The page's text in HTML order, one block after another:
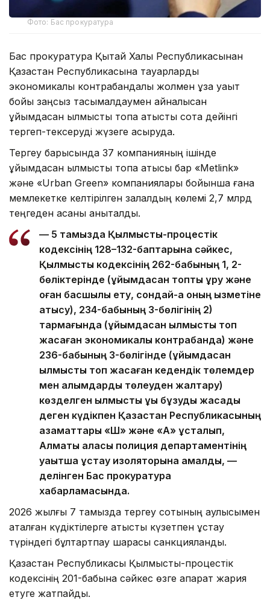
Фото: Бас прокуратура
Бас прокуратура Қытай Халық Республикасынан
Қазақстан Республикасына тауарларды
экономикалық контрабандалық жолмен ұзақ уақыт
бойы заңсыз тасымалдаумен айналысқан
ұйымдасқан қылмыстық топқа қатысты сотқа дейінгі
тергеп-тексеруді жүзеге асыруда.
Тергеу барысында 37 компанияның ішінде
ұйымдасқан қылмыстық топқа қатысы бар «Metlink»
және «Urban Green» компаниялары бойынша ғана
мемлекетке келтірілген залалдың көлемі 2,7 млрд
теңгеден асқаны анықталды.
— 5 тамызда Қылмыстық-процестік
кодексінің 128–132-баптарына сәйкес,
Қылмыстық кодексінің 262-бабының 1, 2-
бөліктерінде (ұйымдасқан топты құру және
оған басшылық ету, сондай-ақ оның қызметіне
қатысу), 234-бабының 3-бөлігінің 2)
тармағында (ұйымдасқан қылмыстық топ
жасаған экономикалық контрабанда) және
236-бабының 3-бөлігінде (ұйымдасқан
қылмыстық топ жасаған кедендік төлемдер
мен алымдарды төлеуден жалтару)
көзделген қылмыстық құқық бұзуды жасады
деген күдікпен Қазақстан Республикасының
азаматтары «Ш» және «А» ұсталып,
Алматы қаласы полиция департаментінің
уақытша ұстау изоляторына қамалды, —
делінген Бас прокуратура
хабарламасында.
2026 жылғы 7 тамызда тергеу сотының қаулысымен
аталған күдіктілерге қатысты күзетпен ұстау
түріндегі бұлтартпау шарасы санкцияланды.
Қазақстан Республикасы Қылмыстық-процестік
кодексінің 201-бабына сәйкес өзге ақпарат жария
етуге жатпайды.